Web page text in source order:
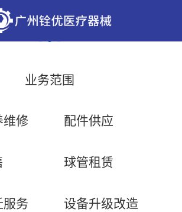
业务范围
维修 配件供应
球管租赁
服务 设备升级改造